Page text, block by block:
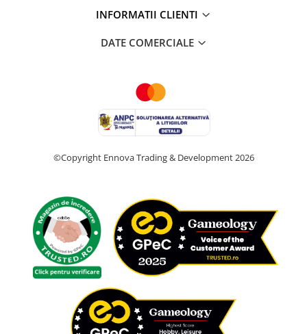
INFORMATII CLIENTI
DATE COMERCIALE
©Copyright Ennova Trading & Development 2026